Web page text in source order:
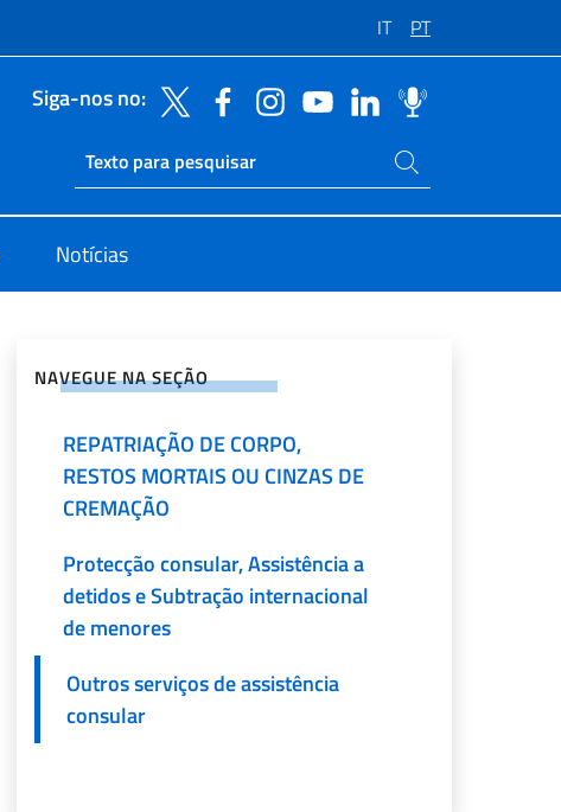
IT PT
Siga-nos no:
Ricerca sito live
Pesquise no site
Notícias
NAVEGUE NA SEÇÃO
REPATRIAÇÃO DE CORPO,
RESTOS MORTAIS OU CINZAS DE
CREMAÇÃO
Protecção consular, Assistência a
detidos e Subtração internacional
de menores
Outros serviços de assistência
consular